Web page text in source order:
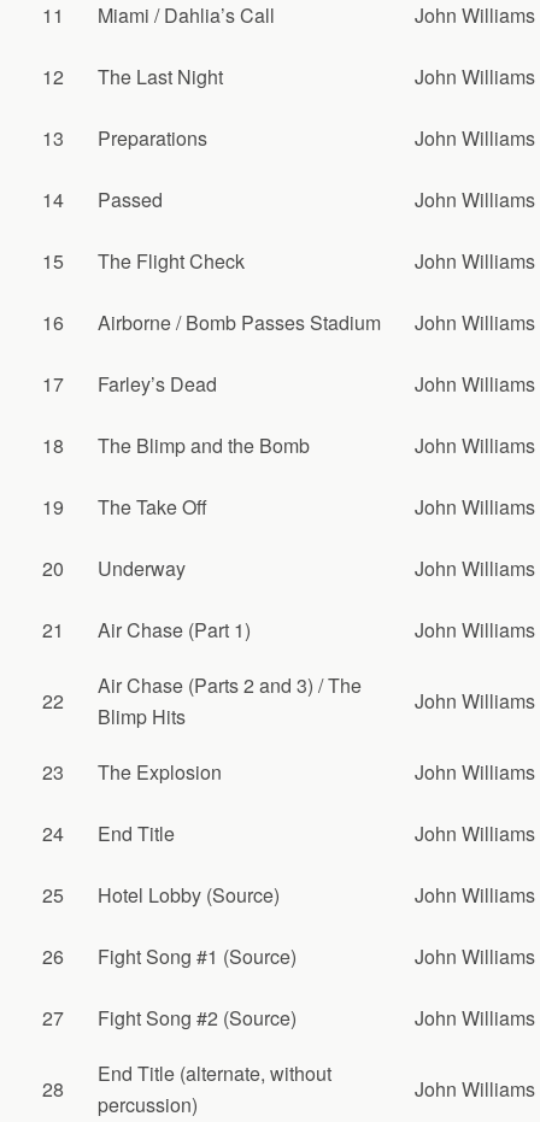
11 Miami / Dahlia’s Call John Williams
12 The Last Night John Williams
13 Preparations John Williams
14 Passed John Williams
15 The Flight Check John Williams
16 Airborne / Bomb Passes Stadium John Williams
17 Farley’s Dead John Williams
18 The Blimp and the Bomb John Williams
19 The Take Off John Williams
20 Underway John Williams
21 Air Chase (Part 1) John Williams
22
Air Chase (Parts 2 and 3) / The
Blimp Hits
John Williams
23 The Explosion John Williams
24 End Title John Williams
25 Hotel Lobby (Source) John Williams
26 Fight Song #1 (Source) John Williams
27 Fight Song #2 (Source) John Williams
28
End Title (alternate, without
percussion)
John Williams